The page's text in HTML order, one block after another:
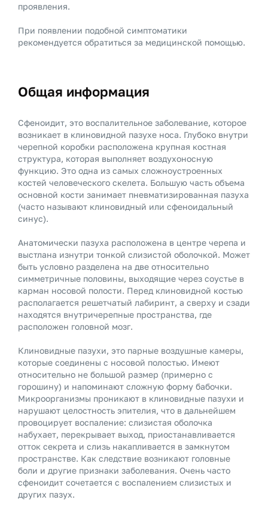
проявления.
При появлении подобной симптоматики
рекомендуется обратиться за медицинской помощью.
Общая информация
Сфеноидит, это воспалительное заболевание, которое
возникает в клиновидной пазухе носа. Глубоко внутри
черепной коробки расположена крупная костная
структура, которая выполняет воздухоносную
функцию. Это одна из самых сложноустроенных
костей человеческого скелета. Большую часть объема
основной кости занимает пневматизированная пазуха
(часто называют клиновидный или сфеноидальный
синус).
Анатомически пазуха расположена в центре черепа и
выстлана изнутри тонкой слизистой оболочкой. Может
быть условно разделена на две относительно
симметричные половины, выходящие через соустье в
карман носовой полости. Перед клиновидной костью
располагается решетчатый лабиринт, а сверху и сзади
находятся внутричерепные пространства, где
расположен головной мозг.
Клиновидные пазухи, это парные воздушные камеры,
которые соединены с носовой полостью. Имеют
относительно не большой размер (примерно с
горошину) и напоминают сложную форму бабочки.
Микроорганизмы проникают в клиновидные пазухи и
нарушают целостность эпителия, что в дальнейшем
провоцирует воспаление: слизистая оболочка
набухает, перекрывает выход, приостанавливается
отток секрета и слизь накапливается в замкнутом
пространстве. Как следствие возникают головные
боли и другие признаки заболевания. Очень часто
сфеноидит сочетается с воспалением слизистых и
других пазух.